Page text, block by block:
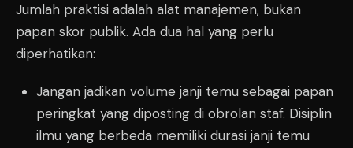
Jumlah praktisi adalah alat manajemen, bukan
papan skor publik. Ada dua hal yang perlu
diperhatikan:
Jangan jadikan volume janji temu sebagai papan
peringkat yang diposting di obrolan staf. Disiplin
ilmu yang berbeda memiliki durasi janji temu